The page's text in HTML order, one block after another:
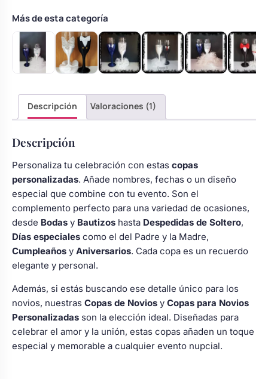
encaje
lazo
cantidad
Más de esta categoría
Descripción Valoraciones (1)
Descripción
Personaliza tu celebración con estas copas
personalizadas. Añade nombres, fechas o un diseño
especial que combine con tu evento. Son el
complemento perfecto para una variedad de ocasiones,
desde Bodas y Bautizos hasta Despedidas de Soltero,
Días especiales como el del Padre y la Madre,
Cumpleaños y Aniversarios. Cada copa es un recuerdo
elegante y personal.
Además, si estás buscando ese detalle único para los
novios, nuestras Copas de Novios y Copas para Novios
Personalizadas son la elección ideal. Diseñadas para
celebrar el amor y la unión, estas copas añaden un toque
especial y memorable a cualquier evento nupcial.